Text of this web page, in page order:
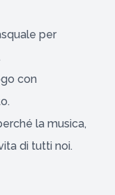
per
con
la musica,
di tutti noi.